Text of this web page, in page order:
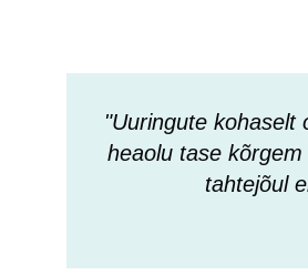
"Uuringute kohaselt
heaolu tase
tahtejõul